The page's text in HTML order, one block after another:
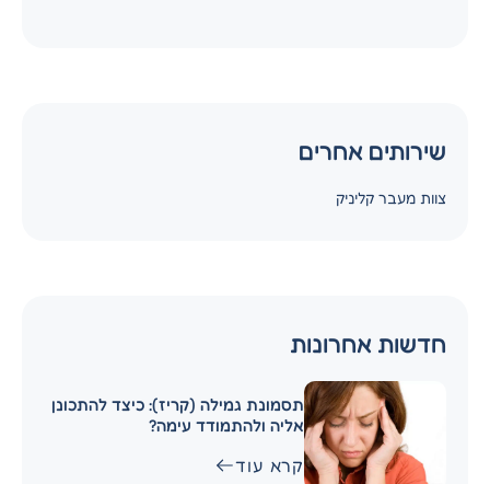
שירותים אחרים
צוות מעבר קליניק
חדשות אחרונות
תסמונת גמילה (קריז): כיצד להתכונן
אליה ולהתמודד עימה?
קרא עוד